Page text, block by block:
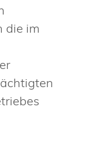
die im